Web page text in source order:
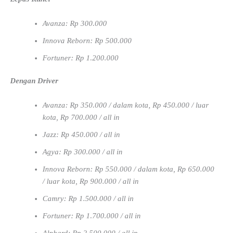
Avanza: Rp 300.000
Innova Reborn: Rp 500.000
Fortuner: Rp 1.200.000
Dengan Driver
Avanza: Rp 350.000 / dalam kota, Rp 450.000 / luar
kota, Rp 700.000 / all in
Jazz: Rp 450.000 / all in
Agya: Rp 300.000 / all in
Innova Reborn: Rp 550.000 / dalam kota, Rp 650.000
/ luar kota, Rp 900.000 / all in
Camry: Rp 1.500.000 / all in
Fortuner: Rp 1.700.000 / all in